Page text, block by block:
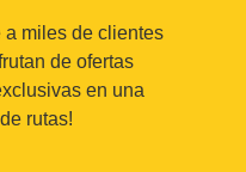
a miles de clientes
de ofertas
en una
rutas!